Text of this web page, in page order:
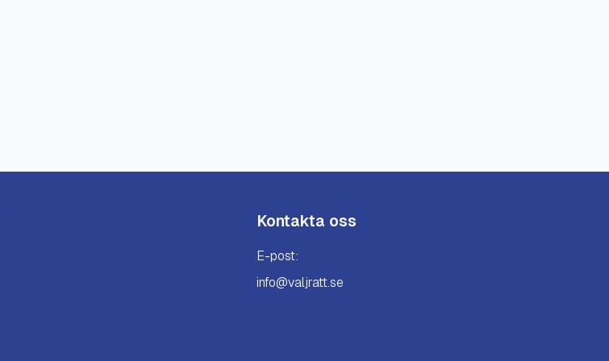
Kontakta oss
E-post:
info@valjratt.se